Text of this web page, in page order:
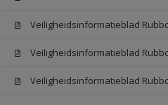
Veiligheidsinformatieblad
Veiligheidsinformatieblad
Veiligheidsinformatieblad